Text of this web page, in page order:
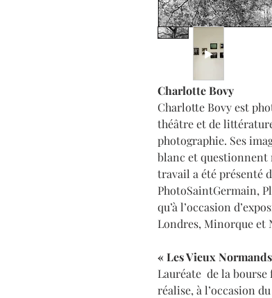
Charlotte Bovy
Charlotte Bovy est
théâtre et de
photographie. Ses
blanc et questionnent
travail a été présenté
PhotoSaintGermain,
qu’à l’occasion
Londres, Minorque et
« Les Vieux
Lauréate de la bourse
réalise, à l’occasion